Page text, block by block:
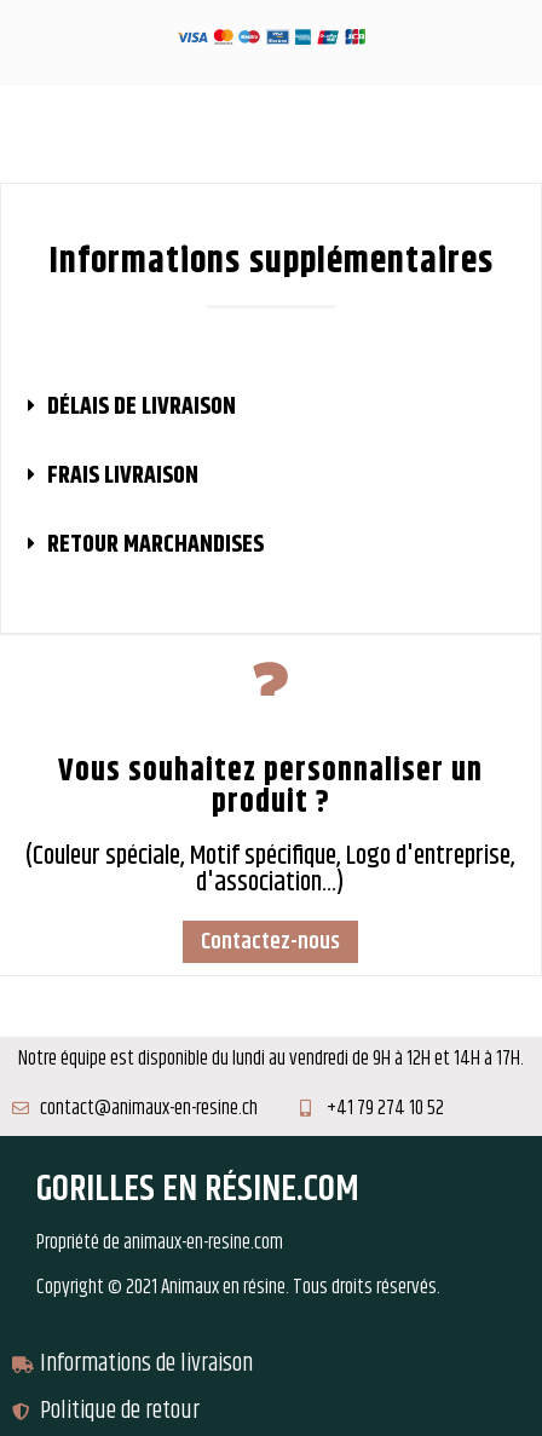
Informations supplémentaires
DÉLAIS DE LIVRAISON
FRAIS LIVRAISON
RETOUR MARCHANDISES
Vous souhaitez personnaliser un
produit ?
(Couleur spéciale, Motif spécifique, Logo d'entreprise,
d'association...)
Contactez-nous
Notre équipe est disponible du lundi au vendredi de 9H à 12H et 14H à 17H.
contact@animaux-en-resine.ch
+41 79 274 10 52
GORILLES EN RÉSINE.COM
Propriété de animaux-en-resine.com
Copyright © 2021 Animaux en résine. Tous droits réservés.
Informations de livraison
Politique de retour